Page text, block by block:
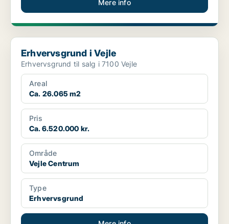
Mere info
Erhvervsgrund i Vejle
Erhvervsgrund i Vejle
Erhvervsgrund til salg i 7100 Vejle
Areal
Ca. 26.065 m2
Pris
Ca. 6.520.000 kr.
Område
Vejle Centrum
Type
Erhvervsgrund